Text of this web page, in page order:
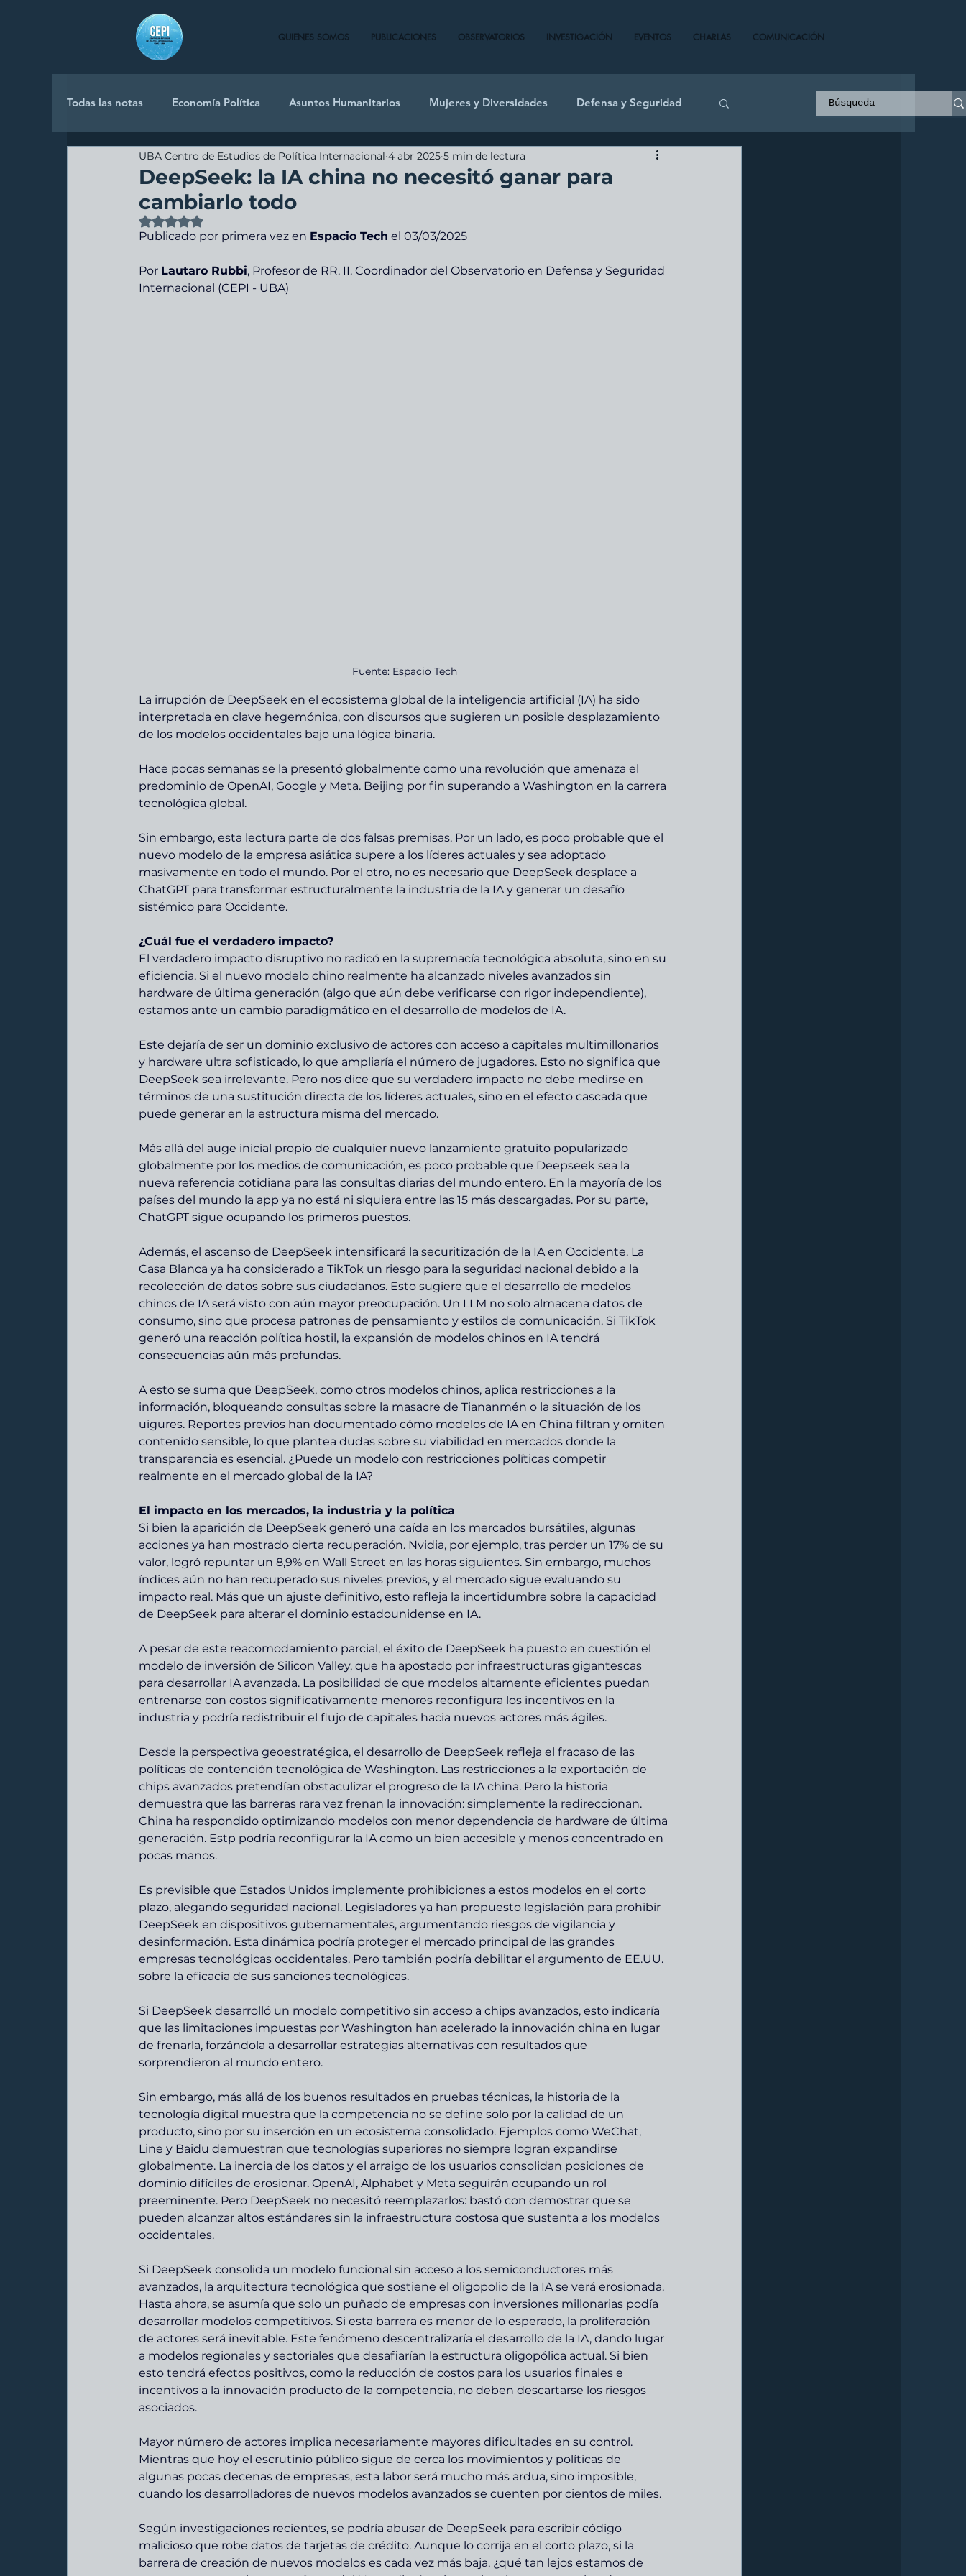
QUIENES SOMOS PUBLICACIONES OBSERVATORIOS INVESTIGACIÓN EVENTOS CHARLAS COMUNICACIÓN
Todas las notas Economía Política Asuntos Humanitarios Mujeres y Diversidades Defensa y Seguridad
Política Internacional
DeepSeek: la IA china no necesitó ganar para
cambiarlo todo
UBA Centro de Estudios de Política Internacional 4 abr 2025 5 min de lectura
Obtuvo NaN de 5 estrellas.
Publicado por primera vez en Espacio Tech el 03/03/2025
Por Lautaro Rubbi, Profesor de RR. II. Coordinador del Observatorio en Defensa y Seguridad
Internacional (CEPI - UBA)
Fuente: Espacio Tech
La irrupción de DeepSeek en el ecosistema global de la inteligencia artificial (IA) ha sido
interpretada en clave hegemónica, con discursos que sugieren un posible desplazamiento
de los modelos occidentales bajo una lógica binaria.
Hace pocas semanas se la presentó globalmente como una revolución que amenaza el
predominio de OpenAI, Google y Meta. Beijing por fin superando a Washington en la carrera
tecnológica global.
Sin embargo, esta lectura parte de dos falsas premisas. Por un lado, es poco probable que el
nuevo modelo de la empresa asiática supere a los líderes actuales y sea adoptado
masivamente en todo el mundo. Por el otro, no es necesario que DeepSeek desplace a
ChatGPT para transformar estructuralmente la industria de la IA y generar un desafío
sistémico para Occidente.
¿Cuál fue el verdadero impacto?
El verdadero impacto disruptivo no radicó en la supremacía tecnológica absoluta, sino en su
eficiencia. Si el nuevo modelo chino realmente ha alcanzado niveles avanzados sin
hardware de última generación (algo que aún debe verificarse con rigor independiente),
estamos ante un cambio paradigmático en el desarrollo de modelos de IA.
Este dejaría de ser un dominio exclusivo de actores con acceso a capitales multimillonarios
y hardware ultra sofisticado, lo que ampliaría el número de jugadores. Esto no significa que
DeepSeek sea irrelevante. Pero nos dice que su verdadero impacto no debe medirse en
términos de una sustitución directa de los líderes actuales, sino en el efecto cascada que
puede generar en la estructura misma del mercado.
Más allá del auge inicial propio de cualquier nuevo lanzamiento gratuito popularizado
globalmente por los medios de comunicación, es poco probable que Deepseek sea la
nueva referencia cotidiana para las consultas diarias del mundo entero. En la mayoría de los
países del mundo la app ya no está ni siquiera entre las 15 más descargadas. Por su parte,
ChatGPT sigue ocupando los primeros puestos.
Además, el ascenso de DeepSeek intensificará la securitización de la IA en Occidente. La
Casa Blanca ya ha considerado a TikTok un riesgo para la seguridad nacional debido a la
recolección de datos sobre sus ciudadanos. Esto sugiere que el desarrollo de modelos
chinos de IA será visto con aún mayor preocupación. Un LLM no solo almacena datos de
consumo, sino que procesa patrones de pensamiento y estilos de comunicación. Si TikTok
generó una reacción política hostil, la expansión de modelos chinos en IA tendrá
consecuencias aún más profundas.
A esto se suma que DeepSeek, como otros modelos chinos, aplica restricciones a la
información, bloqueando consultas sobre la masacre de Tiananmén o la situación de los
uigures. Reportes previos han documentado cómo modelos de IA en China filtran y omiten
contenido sensible, lo que plantea dudas sobre su viabilidad en mercados donde la
transparencia es esencial. ¿Puede un modelo con restricciones políticas competir
realmente en el mercado global de la IA?
El impacto en los mercados, la industria y la política
Si bien la aparición de DeepSeek generó una caída en los mercados bursátiles, algunas
acciones ya han mostrado cierta recuperación. Nvidia, por ejemplo, tras perder un 17% de su
valor, logró repuntar un 8,9% en Wall Street en las horas siguientes. Sin embargo, muchos
índices aún no han recuperado sus niveles previos, y el mercado sigue evaluando su
impacto real. Más que un ajuste definitivo, esto refleja la incertidumbre sobre la capacidad
de DeepSeek para alterar el dominio estadounidense en IA.
A pesar de este reacomodamiento parcial, el éxito de DeepSeek ha puesto en cuestión el
modelo de inversión de Silicon Valley, que ha apostado por infraestructuras gigantescas
para desarrollar IA avanzada. La posibilidad de que modelos altamente eficientes puedan
entrenarse con costos significativamente menores reconfigura los incentivos en la
industria y podría redistribuir el flujo de capitales hacia nuevos actores más ágiles.
Desde la perspectiva geoestratégica, el desarrollo de DeepSeek refleja el fracaso de las
políticas de contención tecnológica de Washington. Las restricciones a la exportación de
chips avanzados pretendían obstaculizar el progreso de la IA china. Pero la historia
demuestra que las barreras rara vez frenan la innovación: simplemente la redireccionan.
China ha respondido optimizando modelos con menor dependencia de hardware de última
generación. Estp podría reconfigurar la IA como un bien accesible y menos concentrado en
pocas manos.
Es previsible que Estados Unidos implemente prohibiciones a estos modelos en el corto
plazo, alegando seguridad nacional. Legisladores ya han propuesto legislación para prohibir
DeepSeek en dispositivos gubernamentales, argumentando riesgos de vigilancia y
desinformación. Esta dinámica podría proteger el mercado principal de las grandes
empresas tecnológicas occidentales. Pero también podría debilitar el argumento de EE.UU.
sobre la eficacia de sus sanciones tecnológicas.
Si DeepSeek desarrolló un modelo competitivo sin acceso a chips avanzados, esto indicaría
que las limitaciones impuestas por Washington han acelerado la innovación china en lugar
de frenarla, forzándola a desarrollar estrategias alternativas con resultados que
sorprendieron al mundo entero.
Sin embargo, más allá de los buenos resultados en pruebas técnicas, la historia de la
tecnología digital muestra que la competencia no se define solo por la calidad de un
producto, sino por su inserción en un ecosistema consolidado. Ejemplos como WeChat,
Line y Baidu demuestran que tecnologías superiores no siempre logran expandirse
globalmente. La inercia de los datos y el arraigo de los usuarios consolidan posiciones de
dominio difíciles de erosionar. OpenAI, Alphabet y Meta seguirán ocupando un rol
preeminente. Pero DeepSeek no necesitó reemplazarlos: bastó con demostrar que se
pueden alcanzar altos estándares sin la infraestructura costosa que sustenta a los modelos
occidentales.
Si DeepSeek consolida un modelo funcional sin acceso a los semiconductores más
avanzados, la arquitectura tecnológica que sostiene el oligopolio de la IA se verá erosionada.
Hasta ahora, se asumía que solo un puñado de empresas con inversiones millonarias podía
desarrollar modelos competitivos. Si esta barrera es menor de lo esperado, la proliferación
de actores será inevitable. Este fenómeno descentralizaría el desarrollo de la IA, dando lugar
a modelos regionales y sectoriales que desafiarían la estructura oligopólica actual. Si bien
esto tendrá efectos positivos, como la reducción de costos para los usuarios finales e
incentivos a la innovación producto de la competencia, no deben descartarse los riesgos
asociados.
Mayor número de actores implica necesariamente mayores dificultades en su control.
Mientras que hoy el escrutinio público sigue de cerca los movimientos y políticas de
algunas pocas decenas de empresas, esta labor será mucho más ardua, sino imposible,
cuando los desarrolladores de nuevos modelos avanzados se cuenten por cientos de miles.
Según investigaciones recientes, se podría abusar de DeepSeek para escribir código
malicioso que robe datos de tarjetas de crédito. Aunque lo corrija en el corto plazo, si la
barrera de creación de nuevos modelos es cada vez más baja, ¿qué tan lejos estamos de